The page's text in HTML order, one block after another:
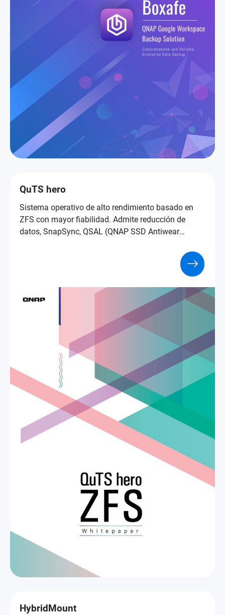
QuTS hero
Sistema operativo de alto rendimiento basado en
ZFS con mayor fiabilidad. Admite reducción de
datos, SnapSync, QSAL (QNAP SSD Antiwear
HybridMount